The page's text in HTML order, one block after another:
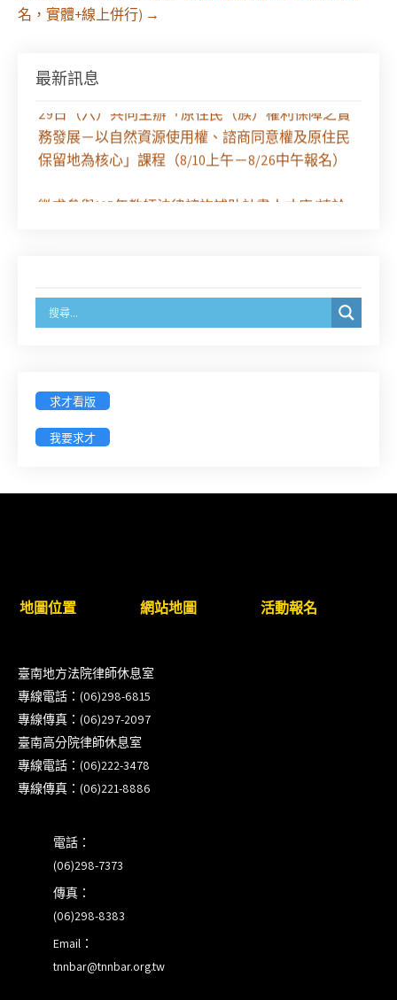
名，實體+線上併行) →
最新訊息
【課程報名】全律會與台北律師公會等單位定於8月
29日（六）共同主辦「原住民（族）權利保障之實
務發展－以自然資源使用權、諮商同意權及原住民
保留地為核心」課程（8/10上午－8/26中午報名）
徵求參與115年教師法律諮詢補助計畫人才庫(請於
之分公司及商業應參加「勞動權益講習」
戳為憑)】
徵詢有意願擔任臺南市115年度國民中小學法治教育
臺南高分院8/28(五)下午舉辦「家庭關係中的正當防
衛」課程(8/12前向本會報名,實體)
8/22~23「平反再導航:2026台灣冤平反協會年度論
壇｣
【重要公告】115年職場霸凌調查專業人才(律師)培
訓課程（雲嘉南場）錄取通知已發送
前報名，實體+線上併行)
求才看版
我要求才
地圖位置 網站地圖 活動報名
臺南地方法院律師休息室
專線電話：(06)298-6815
專線傳真：(06)297-2097
臺南高分院律師休息室
專線電話：(06)222-3478
專線傳真：(06)221-8886
電話：
(06)298-7373
傳真：
(06)298-8383
Email：
tnnbar@tnnbar.org.tw